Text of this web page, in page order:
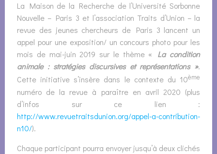
La Maison de la Recherche de l’Université Sorbonne
Nouvelle – Paris 3 et l’association Traits d’Union – la
revue des jeunes chercheurs de Paris 3 lancent un
appel pour une exposition/ un concours photo pour les
mois de mai-juin 2019 sur le thème « La condition
animale : stratégies discursives et représentations ».
Cette initiative s’insère dans le contexte du 10ème
numéro de la revue à paraître en avril 2020 (plus
d’infos sur ce lien :
http://www.revuetraitsdunion.org/appel-a-contribution-
n10/).
Chaque participant pourra envoyer jusqu’à deux clichés